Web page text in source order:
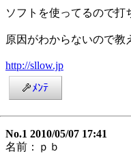
ソフトを使ってるので打
原因がわからないので教
http://sllow.jp
ﾒﾝﾃ
No.1 2010/05/07 17:41
名前：ｐｂ